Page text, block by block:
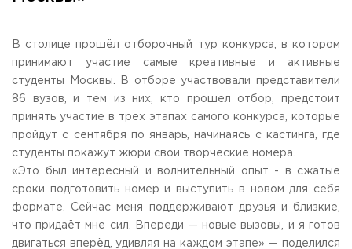
Контакты
Научная деятельность
Дополнительное образование
Федеральный ресурсный центр
Федеральное учебно-методическое объединение в
системе ВО
Федеральное учебно-методическое объединение в
системе СПО
Профком
Конкурс ППС
ЗАКАЗАТЬ ОБРАТНЫЙ ЗВОНОК
АДРЕС
141221, Московская обл.,Городской округ
Пушкинский,
пгт. Черкизово, ул. Главная, 99
+7 (495) 940 83 58 - Приемная комиссия
E-MAIL
info@rguts.ru
В столице прошёл отборочный тур конкурса, в котором
принимают участие самые креативные и активные
студенты Москвы. В отборе участвовали представители
86 вузов, и тем из них, кто прошел отбор, предстоит
принять участие в трех этапах самого конкурса, которые
пройдут с сентября по январь, начинаясь с кастинга, где
студенты покажут жюри свои творческие номера.
«Это был интересный и волнительный опыт - в сжатые
сроки подготовить номер и выступить в новом для себя
формате. Сейчас меня поддерживают друзья и близкие,
что придаёт мне сил. Впереди — новые вызовы, и я готов
двигаться вперёд, удивляя на каждом этапе» — поделился